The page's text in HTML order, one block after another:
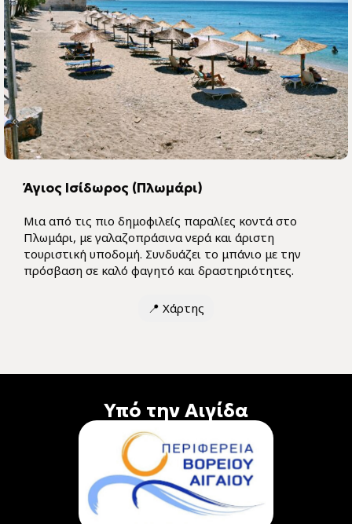
Άγιος Ισίδωρος (Πλωμάρι)
Μια από τις πιο δημοφιλείς παραλίες κοντά στο
Πλωμάρι, με γαλαζοπράσινα νερά και άριστη
τουριστική υποδομή. Συνδυάζει το μπάνιο με την
πρόσβαση σε καλό φαγητό και δραστηριότητες.
📍 Χάρτης
Υπό την Αιγίδα